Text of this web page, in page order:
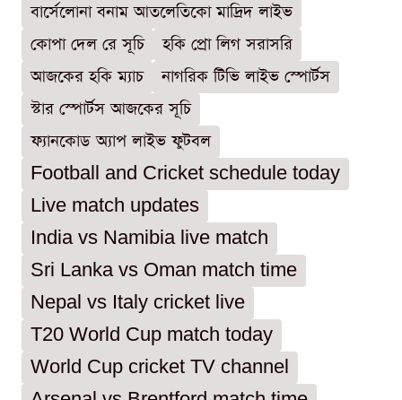
বার্সেলোনা বনাম আতলেতিকো মাদ্রিদ লাইভ
কোপা দেল রে সূচি
হকি প্রো লিগ সরাসরি
আজকের হকি ম্যাচ
নাগরিক টিভি লাইভ স্পোর্টস
স্টার স্পোর্টস আজকের সূচি
ফ্যানকোড অ্যাপ লাইভ ফুটবল
Football and Cricket schedule today
Live match updates
India vs Namibia live match
Sri Lanka vs Oman match time
Nepal vs Italy cricket live
T20 World Cup match today
World Cup cricket TV channel